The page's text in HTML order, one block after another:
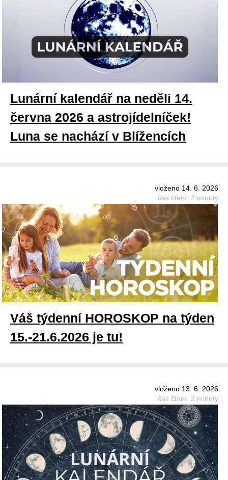
Lunární kalendář na neděli 14.
června 2026 a astrojídelníček!
Luna se nachází v Blížencích
vloženo 14. 6. 2026
čas čtení: 2 minuty
Váš týdenní HOROSKOP na týden
15.-21.6.2026 je tu!
vloženo 13. 6. 2026
čas čtení: 2 minuty